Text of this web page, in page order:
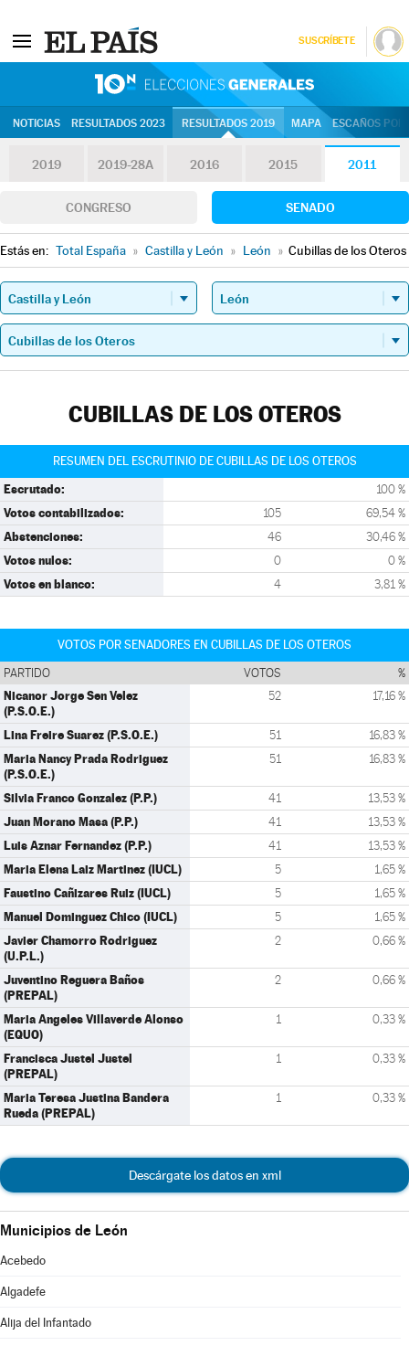
SUSCRÍBETE
NOTICIAS RESULTADOS 2023 RESULTADOS 2019 MAPA ESCAÑOS
2019 2019-28A 2016 2015 2011
CONGRESO SENADO
Estás en: Total España » Castilla y León » León » Cubillas de los Oteros
CUBILLAS DE LOS OTEROS
RESUMEN DEL ESCRUTINIO DE CUBILLAS DE LOS OTEROS
Escrutado: 100 %
Votos contabilizados: 105 69,54 %
Abstenciones: 46 30,46 %
Votos nulos: 0 0 %
Votos en blanco: 4 3,81 %
VOTOS POR SENADORES EN CUBILLAS DE LOS OTEROS
PARTIDO VOTOS %
Nicanor Jorge Sen Velez
(P.S.O.E.)
52 17,16 %
Lina Freire Suarez (P.S.O.E.) 51 16,83 %
Maria Nancy Prada Rodriguez
(P.S.O.E.)
51 16,83 %
Silvia Franco Gonzalez (P.P.) 41 13,53 %
Juan Morano Masa (P.P.) 41 13,53 %
Luis Aznar Fernandez (P.P.) 41 13,53 %
Maria Elena Laiz Martinez (IUCL) 5 1,65 %
Faustino Cañizares Ruiz (IUCL) 5 1,65 %
Manuel Dominguez Chico (IUCL) 5 1,65 %
Javier Chamorro Rodriguez
(U.P.L.)
2 0,66 %
Juventino Reguera Baños
(PREPAL)
2 0,66 %
Maria Angeles Villaverde Alonso
(EQUO)
1 0,33 %
Francisca Justel Justel
(PREPAL)
1 0,33 %
Maria Teresa Justina Bandera
Rueda (PREPAL)
1 0,33 %
Descárgate los datos en xml
Municipios de León
Acebedo
Algadefe
Alija del Infantado